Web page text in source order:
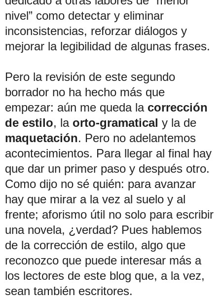
nivel” como detectar y eliminar
inconsistencias, reforzar diálogos y
mejorar la legibilidad de algunas frases.
Pero la revisión de este segundo
borrador no ha hecho más que
empezar: aún me queda la corrección
de estilo, la orto-gramatical y la de
maquetación. Pero no adelantemos
acontecimientos. Para llegar al final hay
que dar un primer paso y después otro.
Como dijo no sé quién: para avanzar
hay que mirar a la vez al suelo y al
frente; aforismo útil no solo para escribir
una novela, ¿verdad? Pues hablemos
de la corrección de estilo, algo que
reconozco que puede interesar más a
los lectores de este blog que, a la vez,
sean también escritores.